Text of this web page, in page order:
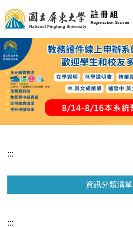
註 冊 組
Registration Section
:::
資訊分類清單
:::